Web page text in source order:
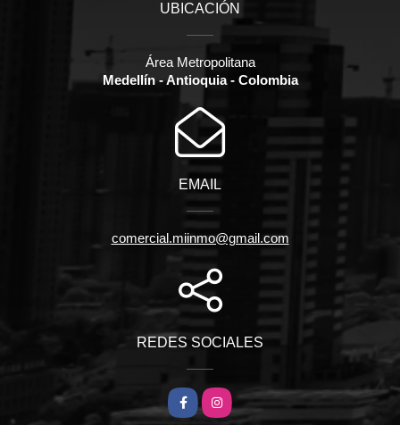
UBICACIÓN
Área Metropolitana
Medellín - Antioquia - Colombia
EMAIL
comercial.miinmo@gmail.com
REDES SOCIALES
FacebookInstagram